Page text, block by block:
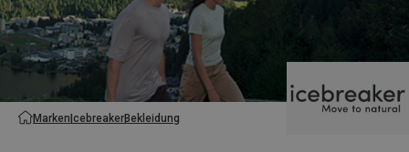
MarkenIcebreakerBekleidung